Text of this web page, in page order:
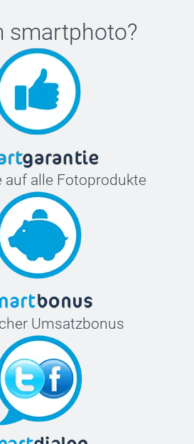
smartphoto?
auf alle Fotoprodukte
Umsatzbonus